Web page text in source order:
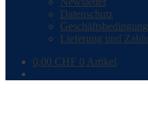
Datenschutz
Lieferung und
0,00 CHF 0 Artikel